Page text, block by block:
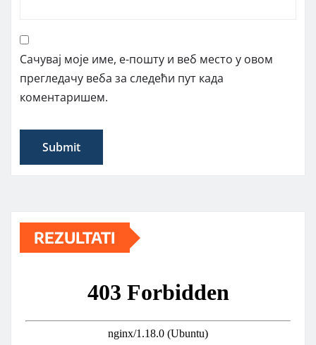
Сачувај моје име, е-пошту и веб место у овом
прегледачу веба за следећи пут када
коментаришем.
REZULTATI